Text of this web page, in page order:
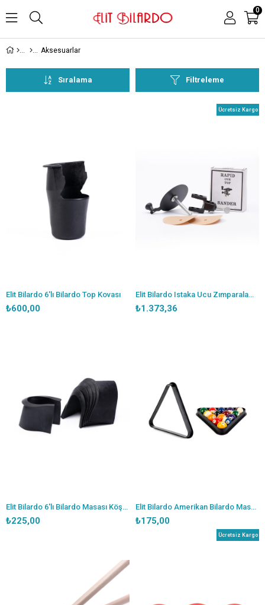
0
Aksesuarlar
Filtreleme
Sıralama
Elit Bilardo 6'lı Bilardo Top Kovası
₺600,00
Elit Bilardo Istaka Ucu Zımparalama Makinesi
₺1.373,36
Ücretsiz Kargo
Elit Bilardo 6'lı Bilardo Masası Köşe Lastiği
₺225,00
Elit Bilardo Amerikan Bilardo Masa Plastik Üçgeni
₺175,00
Ücretsiz Kargo